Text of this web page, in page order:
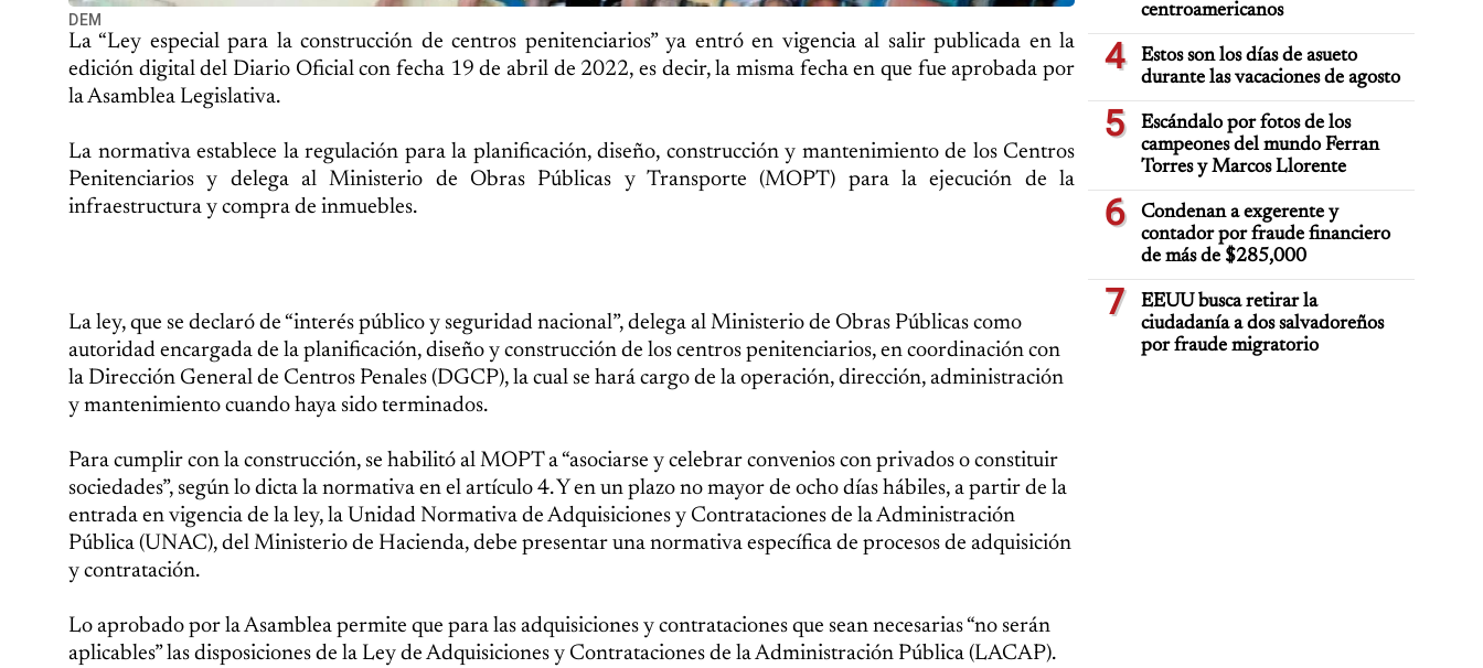
DEM
La “Ley especial para la construcción de centros penitenciarios” ya entró en vigencia al salir publicada en la
edición digital del Diario Oficial con fecha 19 de abril de 2022, es decir, la misma fecha en que fue aprobada por
la Asamblea Legislativa.
La normativa establece la regulación para la planificación, diseño, construcción y mantenimiento de los Centros
Penitenciarios y delega al Ministerio de Obras Públicas y Transporte (MOPT) para la ejecución de la
infraestructura y compra de inmuebles.
La ley, que se declaró de “interés público y seguridad nacional”, delega al Ministerio de Obras Públicas como
autoridad encargada de la planificación, diseño y construcción de los centros penitenciarios, en coordinación con
la Dirección General de Centros Penales (DGCP), la cual se hará cargo de la operación, dirección, administración
y mantenimiento cuando haya sido terminados.
Para cumplir con la construcción, se habilitó al MOPT a “asociarse y celebrar convenios con privados o constituir
sociedades”, según lo dicta la normativa en el artículo 4. Y en un plazo no mayor de ocho días hábiles, a partir de la
entrada en vigencia de la ley, la Unidad Normativa de Adquisiciones y Contrataciones de la Administración
Pública (UNAC), del Ministerio de Hacienda, debe presentar una normativa específica de procesos de adquisición
y contratación.
Lo aprobado por la Asamblea permite que para las adquisiciones y contrataciones que sean necesarias “no serán
aplicables” las disposiciones de la Ley de Adquisiciones y Contrataciones de la Administración Pública (LACAP).
centroamericanos
4
Estos son los días de asueto
durante las vacaciones de agosto
5
Escándalo por fotos de los
campeones del mundo Ferran
Torres y Marcos Llorente
6
Condenan a exgerente y
contador por fraude financiero
de más de $285,000
7
EEUU busca retirar la
ciudadanía a dos salvadoreños
por fraude migratorio